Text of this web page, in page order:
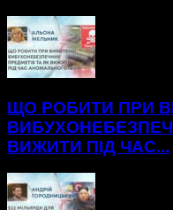
ЩО РОБИТИ ПРИ
ВИЖИТИ ПІД ЧАС...